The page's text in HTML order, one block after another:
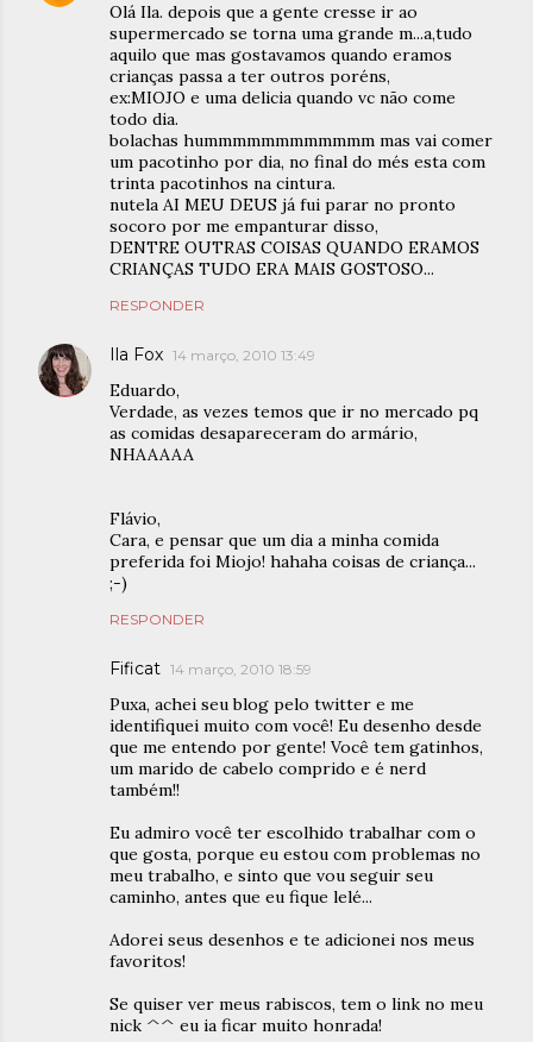
Olá Ila. depois que a gente cresse ir ao
supermercado se torna uma grande m...a,tudo
aquilo que mas gostavamos quando eramos
crianças passa a ter outros poréns,
ex:MIOJO e uma delicia quando vc não come
todo dia.
bolachas hummmmmmmmmmmm mas vai comer
um pacotinho por dia, no final do més esta com
trinta pacotinhos na cintura.
nutela AI MEU DEUS já fui parar no pronto
socoro por me empanturar disso,
DENTRE OUTRAS COISAS QUANDO ERAMOS
CRIANÇAS TUDO ERA MAIS GOSTOSO...
RESPONDER
Ila Fox 14 março, 2010 13:49
Eduardo,
Verdade, as vezes temos que ir no mercado pq
as comidas desapareceram do armário,
NHAAAAA
Flávio,
Cara, e pensar que um dia a minha comida
preferida foi Miojo! hahaha coisas de criança...
;-)
RESPONDER
Fificat 14 março, 2010 18:59
Puxa, achei seu blog pelo twitter e me
identifiquei muito com você! Eu desenho desde
que me entendo por gente! Você tem gatinhos,
um marido de cabelo comprido e é nerd
também!!
Eu admiro você ter escolhido trabalhar com o
que gosta, porque eu estou com problemas no
meu trabalho, e sinto que vou seguir seu
caminho, antes que eu fique lelé...
Adorei seus desenhos e te adicionei nos meus
favoritos!
Se quiser ver meus rabiscos, tem o link no meu
nick ^^ eu ia ficar muito honrada!